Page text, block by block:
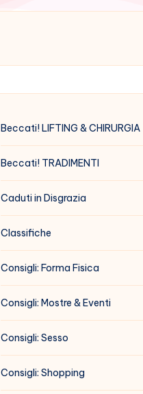
Beccati! LIFTING & CHIRURGIA
Beccati! TRADIMENTI
Caduti in Disgrazia
Classifiche
Consigli: Forma Fisica
Consigli: Mostre & Eventi
Consigli: Sesso
Consigli: Shopping